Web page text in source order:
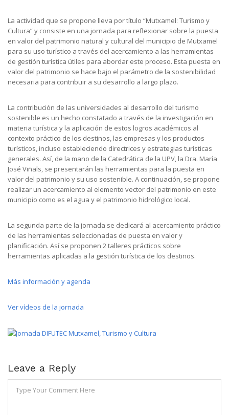
La actividad que se propone lleva por título “Mutxamel: Turismo y
Cultura” y consiste en una jornada para reflexionar sobre la puesta
en valor del patrimonio natural y cultural del municipio de Mutxamel
para su uso turístico a través del acercamiento a las herramientas
de gestión turística útiles para abordar este proceso. Esta puesta en
valor del patrimonio se hace bajo el parámetro de la sostenibilidad
necesaria para contribuir a su desarrollo a largo plazo.
La contribución de las universidades al desarrollo del turismo
sostenible es un hecho constatado a través de la investigación en
materia turística y la aplicación de estos logros académicos al
contexto práctico de los destinos, las empresas y los productos
turísticos, incluso estableciendo directrices y estrategias turísticas
generales. Así, de la mano de la Catedrática de la UPV, la Dra. María
José Viñals, se presentarán las herramientas para la puesta en
valor del patrimonio y su uso sostenible. A continuación, se propone
realizar un acercamiento al elemento vector del patrimonio en este
municipio como es el agua y el patrimonio hidrológico local.
La segunda parte de la jornada se dedicará al acercamiento práctico
de las herramientas seleccionadas de puesta en valor y
planificación. Así se proponen 2 talleres prácticos sobre
herramientas aplicadas a la gestión turística de los destinos.
Más información y agenda
Ver vídeos de la jornada
Leave a Reply